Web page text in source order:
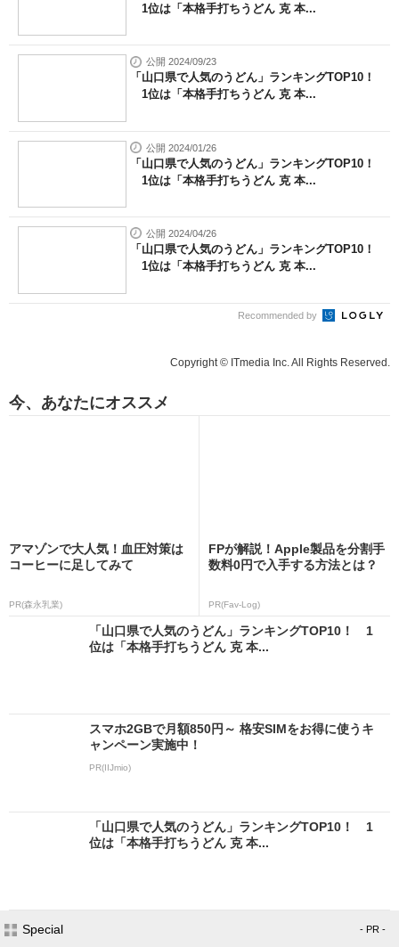
1位は「本格手打ちうどん 克 本...
公開 2024/09/23
「山口県で人気のうどん」ランキングTOP10！
1位は「本格手打ちうどん 克 本...
公開 2024/01/26
「山口県で人気のうどん」ランキングTOP10！
1位は「本格手打ちうどん 克 本...
公開 2024/04/26
「山口県で人気のうどん」ランキングTOP10！
1位は「本格手打ちうどん 克 本...
Recommended by
Copyright © ITmedia Inc. All Rights Reserved.
今、あなたにオススメ
アマゾンで大人気！血圧対策は
コーヒーに足してみて
PR(森永乳業)
FPが解説！Apple製品を分割手
数料0円で入手する方法とは？
PR(Fav-Log)
「山口県で人気のうどん」ランキングTOP10！ 1
位は「本格手打ちうどん 克 本...
スマホ2GBで月額850円～ 格安SIMをお得に使うキ
ャンペーン実施中！
PR(IIJmio)
「山口県で人気のうどん」ランキングTOP10！ 1
位は「本格手打ちうどん 克 本...
Special - PR -